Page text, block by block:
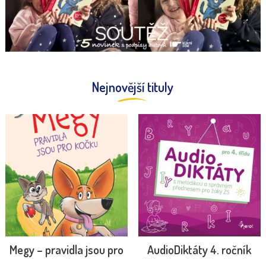
Nejnovější tituly
Megy – pravidla jsou pro
AudioDiktáty 4. ročník